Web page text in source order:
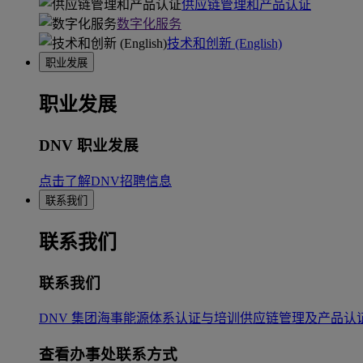
供应链管理和产品认证
数字化服务
技术和创新 (English)
职业发展
职业发展
DNV 职业发展
点击了解DNV招聘信息
联系我们
联系我们
联系我们
DNV 集团 海事能源体系认证与培训 供应链管理及产品认
查看办事处联系方式